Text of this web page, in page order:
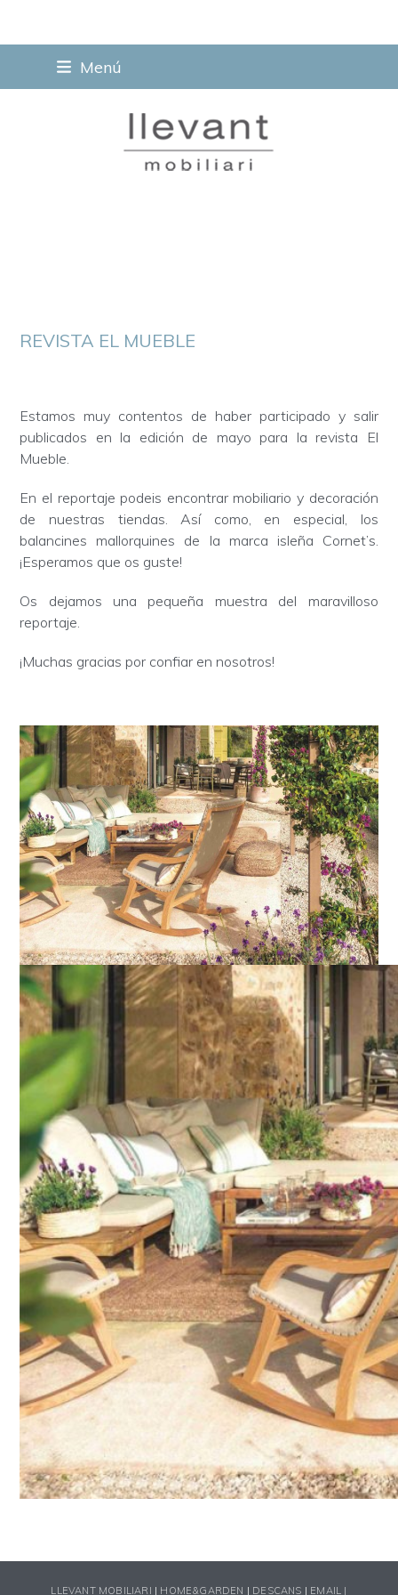
Menú
REVISTA EL MUEBLE
Estamos muy contentos de haber participado y salir
publicados en la edición de mayo para la revista El
Mueble.
En el reportaje podeis encontrar mobiliario y decoración
de nuestras tiendas. Así como, en especial, los
balancines mallorquines de la marca isleña Cornet’s.
¡Esperamos que os guste!
Os dejamos una pequeña muestra del maravilloso
reportaje.
¡Muchas gracias por confiar en nosotros!
LLEVANT MOBILIARI | HOME&GARDEN | DESCANS | EMAIL |